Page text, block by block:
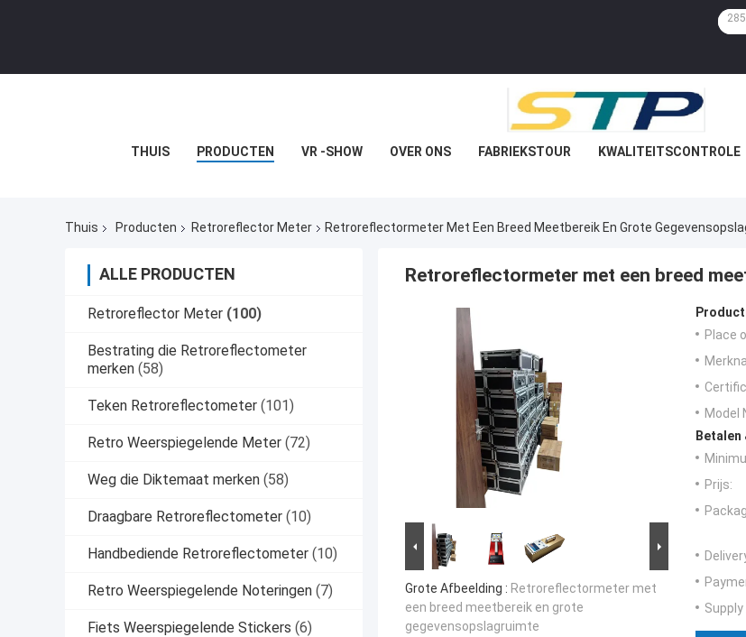
THUIS PRODUCTEN VR -SHOW OVER ONS FABRIEKSTOUR KWALITEITSCONTROLE
Thuis Producten Retroreflector Meter Retroreflectormeter Met Een Breed Meetbereik En Grote
ALLE PRODUCTEN
Retroreflector Meter (100)
Bestrating die Retroreflectometer
merken (58)
Teken Retroreflectometer (101)
Retro Weerspiegelende Meter (72)
Weg die Diktemaat merken (58)
Draagbare Retroreflectometer (10)
Handbediende Retroreflectometer (10)
Retro Weerspiegelende Noteringen (7)
Fiets Weerspiegelende Stickers (6)
Retroreflectormeter met een breed
Grote Afbeelding : Retroreflectormeter met
een breed meetbereik en grote
gegevensopslagruimte
Place
Model
Betalen
Prijs: